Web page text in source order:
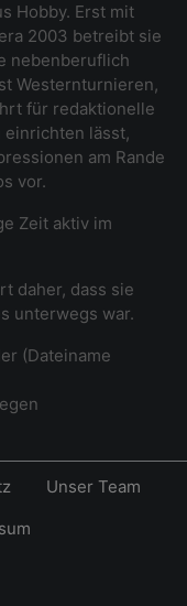
Hobby. Erst mit
2003 betreibt sie
nebenberuflich
Westernturnieren,
für redaktionelle
einrichten lässt,
am Rande
vor.
Zeit aktiv im
daher, dass sie
unterwegs war.
(Dateiname
Unser Team